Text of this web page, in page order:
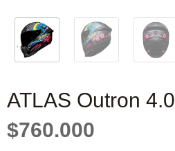
ATLAS Outron 4.0
$760.000